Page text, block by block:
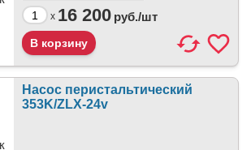
x 16 200 руб./шт
Насос перистальтический
353K/ZLX-24v